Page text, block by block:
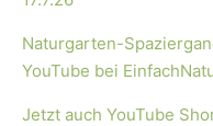
Naturgarten-
YouTube bei
Jetzt auch YouTube